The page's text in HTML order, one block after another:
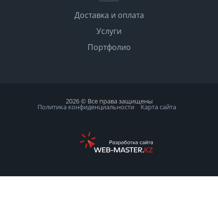
Доставка и оплата
Услуги
Портфолио
2026 © Все права защищены
Политика конфиденциальности Карта сайта